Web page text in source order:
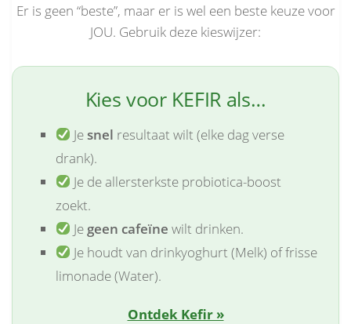
Er is geen “beste”, maar er is wel een beste keuze voor
JOU. Gebruik deze kieswijzer:
Kies voor KEFIR als…
Jesnel resultaat wilt (elke dag verse
drank).
Je de allersterkste probiotica-boost
zoekt.
Je geen cafeïne wilt drinken.
Je houdt van drinkyoghurt (Melk) of frisse
limonade (Water).
Ontdek Kefir »